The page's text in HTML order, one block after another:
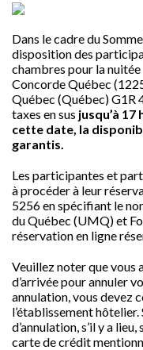
Dans le cadre du
disposition des
chambres pour la
Concorde Québec
Québec (Québec) G1R
taxes en sus jusqu’à
cette date, la
garantis.
Les participantes et
à procéder à leur
5256 en spécifiant le
du Québec (UMQ) et
réservation en ligne
Veuillez noter que vous
d’arrivée pour annuler
annulation, vous devez
l’établissement
d’annulation, s’il y a
carte de crédit